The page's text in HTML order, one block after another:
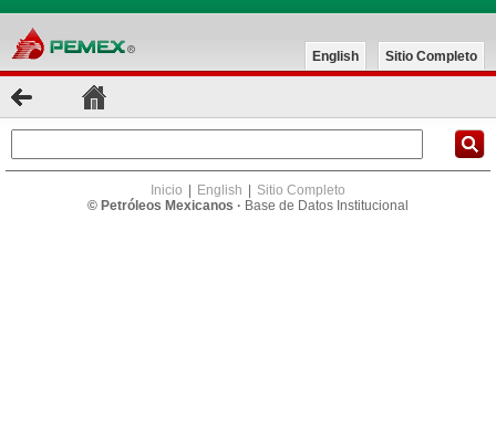
Sitio Completo
English
Inicio English
Sitio Completo
© Petróleos Mexicanos · Base de Datos Institucional